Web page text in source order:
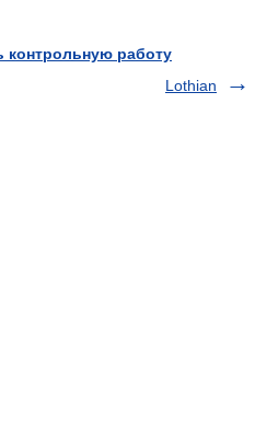
работу
Lothian